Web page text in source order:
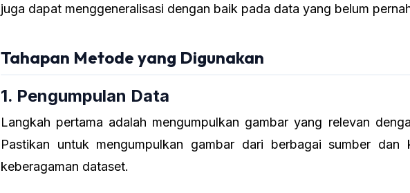
juga dapat menggeneralisasi dengan baik pada data yang belum
Tahapan Metode yang Digunakan
1. Pengumpulan Data
Langkah pertama adalah mengumpulkan gambar yang relevan
Pastikan untuk mengumpulkan gambar dari berbagai sumber dan
keberagaman dataset.